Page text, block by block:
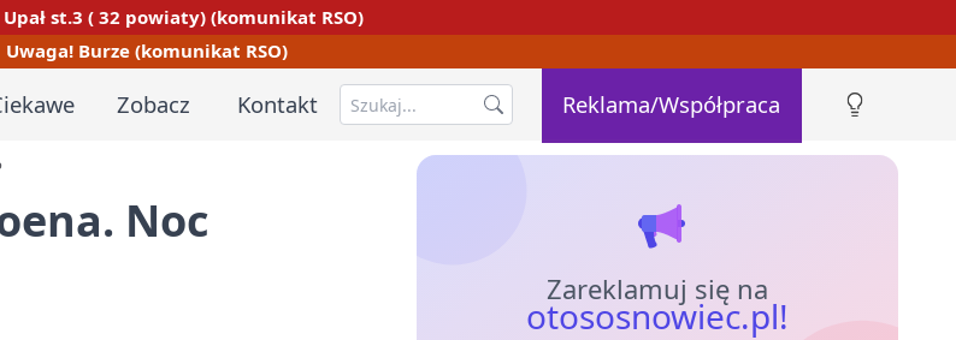
st.3 ( 32 powiaty) (komunikat RSO)
Uwaga! Burze (komunikat RSO)
Zobacz Kontakt Reklama/Współpraca
Noc
Zareklamuj się na
otososnowiec.pl!